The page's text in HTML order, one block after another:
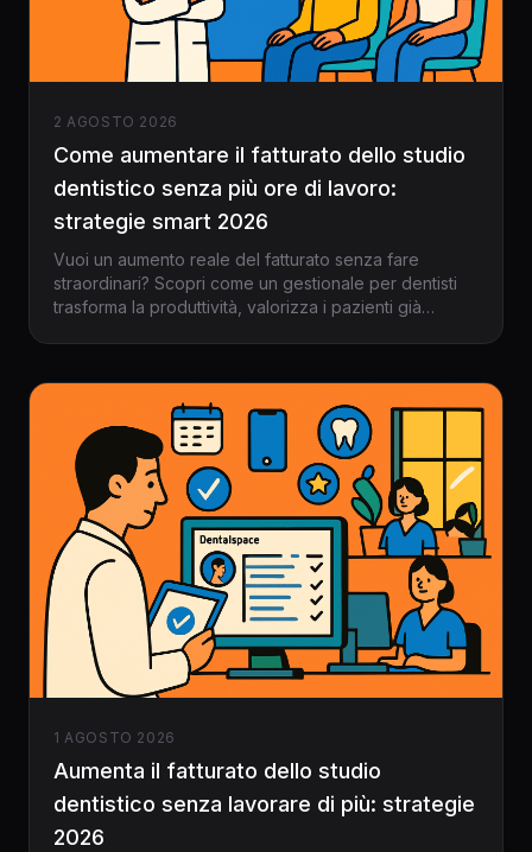
2 AGOSTO 2026
Come aumentare il fatturato dello studio
dentistico senza più ore di lavoro:
strategie smart 2026
Vuoi un aumento reale del fatturato senza fare
straordinari? Scopri come un gestionale per dentisti
trasforma la produttività, valorizza i pazienti già
1 AGOSTO 2026
Aumenta il fatturato dello studio
dentistico senza lavorare di più: strategie
2026